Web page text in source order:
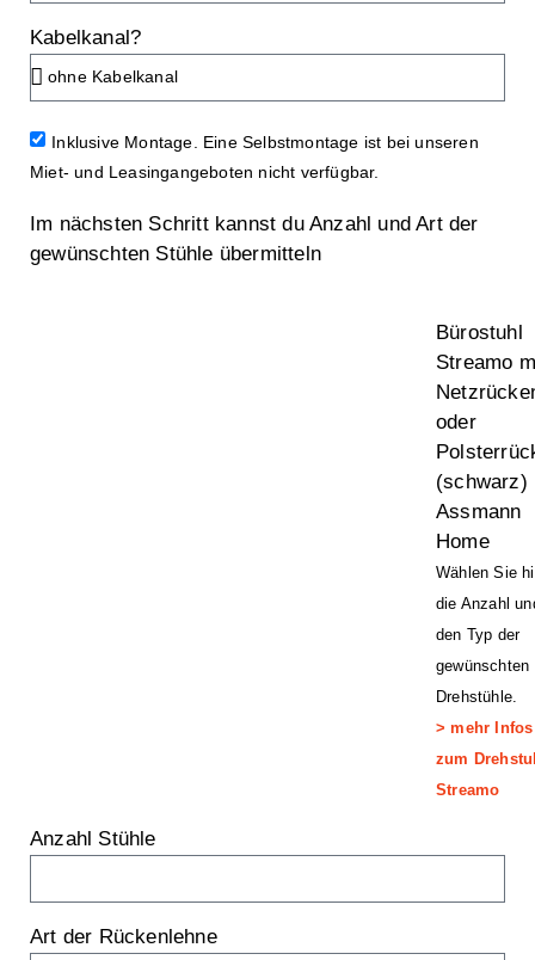
Kabelkanal?
Inklusive Montage. Eine Selbstmontage ist bei unseren
Miet- und Leasingangeboten nicht verfügbar.
Im nächsten Schritt kannst du Anzahl und Art der
gewünschten Stühle übermitteln
Bürostuhl
Streamo
oder
(schwarz)
Assmann
Home
Wählen Sie
die Anzahl
den Typ der
gewünschten
Drehstühle.
> mehr Infos
zum
Streamo
Anzahl Stühle
Art der Rückenlehne